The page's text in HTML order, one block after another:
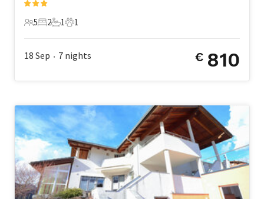
5 Gäste
5
2 Schlafzimmer
2
1 Badezimmer
1
1 Haustier
1
18 Sep • 7 nights € 810